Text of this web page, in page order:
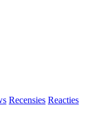
Recensies Reacties